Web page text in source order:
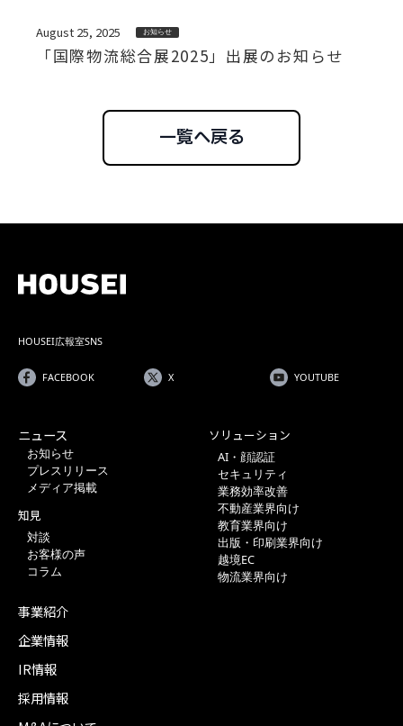
August 25, 2025 お知らせ
「国際物流総合展2025」出展のお知らせ
一覧へ戻る
HOUSEI広報室SNS
FACEBOOK X YOUTUBE
ニュース
お知らせ
プレスリリース
メディア掲載
知見
対談
お客様の声
コラム
ソリューション
AI・顔認証
セキュリティ
業務効率改善
不動産業界向け
教育業界向け
出版・印刷業界向け
越境EC
物流業界向け
事業紹介
企業情報
IR情報
採用情報